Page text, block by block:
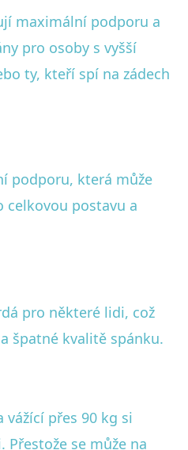
maximální podporu a
pro osoby s vyšší
ty, kteří spí na zádech
podporu, která může
celkovou postavu a
pro některé lidi, což
špatné kvalitě spánku.
vážící přes 90 kg si
se může na